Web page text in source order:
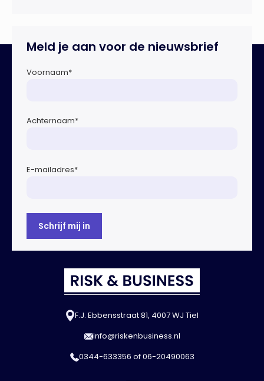
energiesysteem. Het betreft systemen waarbij elektriciteit
Meld je aan voor de nieuwsbrief
Voornaam*
Achternaam*
E-mailadres*
F.J. Ebbensstraat 81, 4007 WJ Tiel
info@riskenbusiness.nl
0344-633356 of06-20490063